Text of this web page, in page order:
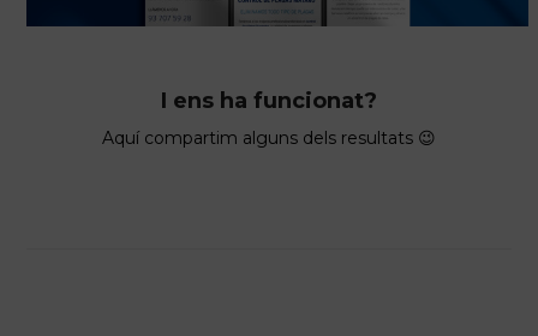
I ens ha funcionat?
Aquí compartim alguns dels resultats 😉